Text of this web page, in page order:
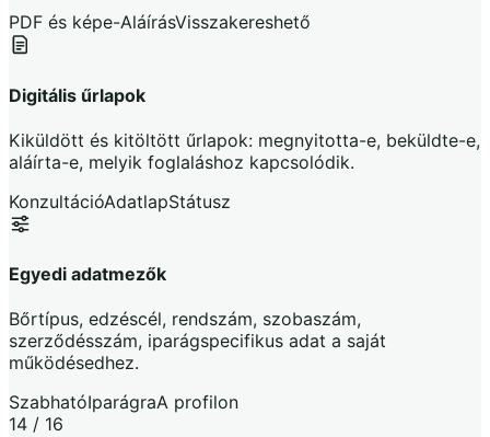
PDF és képe-AláírásVisszakereshető
Digitális űrlapok
Kiküldött és kitöltött űrlapok: megnyitotta-e, beküldte-e,
aláírta-e, melyik foglaláshoz kapcsolódik.
KonzultációAdatlapStátusz
Egyedi adatmezők
Bőrtípus, edzéscél, rendszám, szobaszám,
szerződésszám, iparágspecifikus adat a saját
működésedhez.
SzabhatóIparágraA profilon
14 / 16